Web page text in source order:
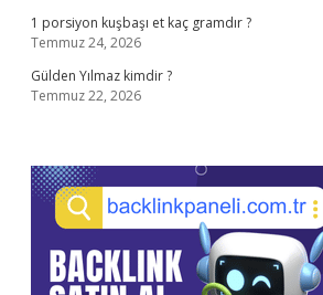
1 porsiyon kuşbaşı et kaç gramdır ?
Temmuz 24, 2026
Gülden Yılmaz kimdir ?
Temmuz 22, 2026